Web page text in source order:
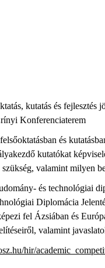
kutatás és
Konferenciaterem
és
kutatókat
valamint milyen
és technológiai
Diplomácia
fel Ázsiában és
valamint
hir/